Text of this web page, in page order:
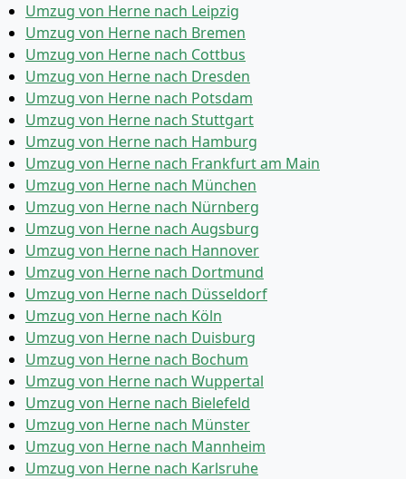
Umzug von Herne nach Leipzig
Umzug von Herne nach Bremen
Umzug von Herne nach Cottbus
Umzug von Herne nach Dresden
Umzug von Herne nach Potsdam
Umzug von Herne nach Stuttgart
Umzug von Herne nach Hamburg
Umzug von Herne nach Frankfurt am Main
Umzug von Herne nach München
Umzug von Herne nach Nürnberg
Umzug von Herne nach Augsburg
Umzug von Herne nach Hannover
Umzug von Herne nach Dortmund
Umzug von Herne nach Düsseldorf
Umzug von Herne nach Köln
Umzug von Herne nach Duisburg
Umzug von Herne nach Bochum
Umzug von Herne nach Wuppertal
Umzug von Herne nach Bielefeld
Umzug von Herne nach Münster
Umzug von Herne nach Mannheim
Umzug von Herne nach Karlsruhe